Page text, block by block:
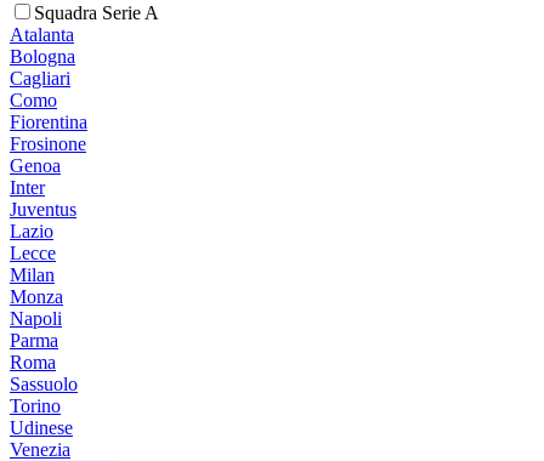
Squadra Serie A
Atalanta
Bologna
Cagliari
Como
Fiorentina
Frosinone
Genoa
Inter
Juventus
Lazio
Lecce
Milan
Monza
Napoli
Parma
Roma
Sassuolo
Torino
Udinese
Venezia